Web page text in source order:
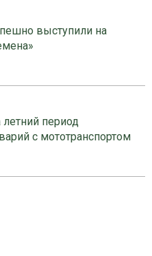
выступили на
период
с мототранспортом